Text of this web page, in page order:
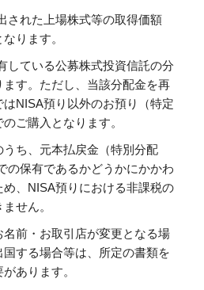
された上場株式等の取得価額
ります。
している公募株式投資信託の分
す。ただし、当該分配金を再
NISA預り以外のお預り（特定
ご購入となります。
ち、元本払戻金（特別分配
の保有であるかどうかにかかわ
め、NISA預りにおける非課税の
せん。
前・お取引店が変更となる場
する場合等は、所定の書類を
あります。